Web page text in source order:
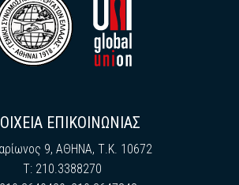
ΕΠΙΚΟΙΝΩΝΙΑΣ
9, ΑΘΗΝΑ, Τ.Κ. 10672
Τ: 210.3388270